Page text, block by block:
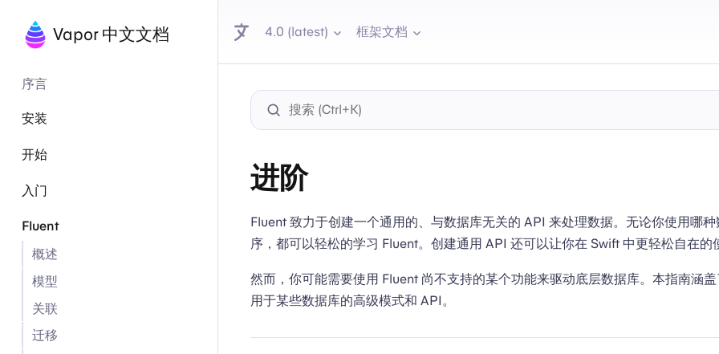
Vapor 中文文档
序言
安装
开始
入门
Fluent
概述
模型
关联
迁移
4.0 (latest) 框架文档
进阶
Fluent 致力于创建一个通用的、与数据库无关的 API 来处理数据。无论你使用哪
序，都可以轻松的学习 Fluent。创建通用 API 还可以让你在 Swift 中更轻松自在的
然而，你可能需要使用 Fluent 尚不支持的某个功能来驱动底层数据库。本指南涵
用于某些数据库的高级模式和 API。